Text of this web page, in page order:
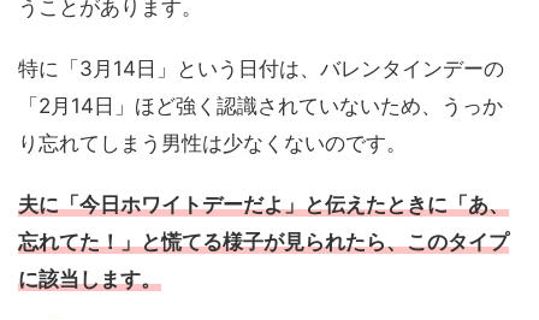
うことがあります。
特に「3月14日」という日付は、バレンタインデーの
「2月14日」ほど強く認識されていないため、うっか
り忘れてしまう男性は少なくないのです。
夫に「今日ホワイトデーだよ」と伝えたときに「あ、
忘れてた！」と慌てる様子が見られたら、このタイプ
に該当します。